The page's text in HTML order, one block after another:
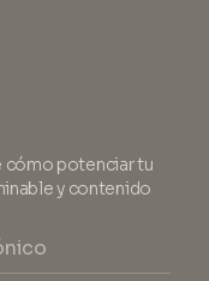
potenciar tu
y contenido